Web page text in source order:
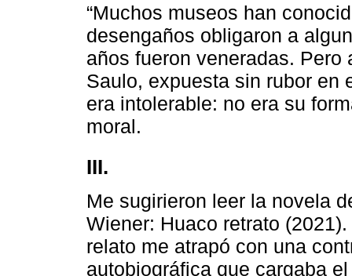
“Muchos museos han
desengaños obligaron a
años fueron veneradas.
Saulo, expuesta sin rubor en
era intolerable: no era su
moral.
III.
Me sugirieron leer la novela
Wiener: Huaco retrato
relato me atrapó con una
autobiográfica que cargaba